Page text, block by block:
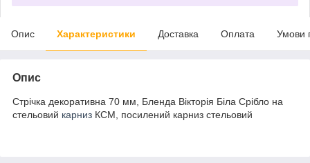
Опис Характеристики Доставка Оплата Умови
Опис
Стрічка декоративна 70 мм, Бленда Вікторія Біла Срібло на
стельовий карниз КСМ, посилений карниз стельовий